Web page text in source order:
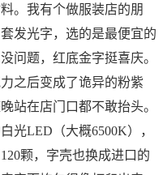
。我有个做服装店的朋
发光字，选的是最便宜的
问题，红底金字挺喜庆。
之后变成了诡异的粉紫
站在店门口都不敢抬头。
光LED（大概6500K），
颗，字壳也换成进口的